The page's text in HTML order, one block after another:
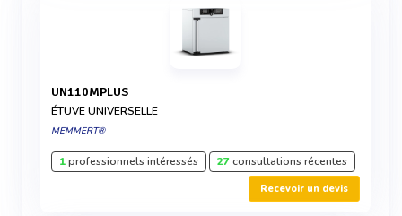
UN110MPLUS
ÉTUVE UNIVERSELLE
MEMMERT®
1professionnels intéressés 27consultations récentes
Recevoir un devis